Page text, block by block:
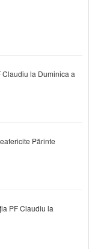
la Duminica a
Părinte
PF Claudiu la